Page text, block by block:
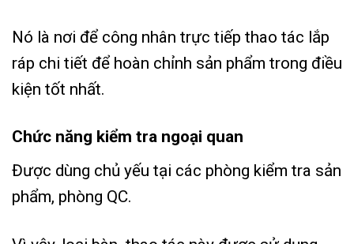
Nó là nơi để công nhân trực tiếp thao tác lắp
ráp chi tiết để hoàn chỉnh sản phẩm trong điều
kiện tốt nhất.
Chức năng kiểm tra ngoại quan
Được dùng chủ yếu tại các phòng kiểm tra sản
phẩm, phòng QC.